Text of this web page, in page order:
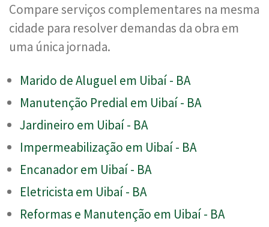
Compare serviços complementares na mesma
cidade para resolver demandas da obra em
uma única jornada.
Marido de Aluguel em Uibaí - BA
Manutenção Predial em Uibaí - BA
Jardineiro em Uibaí - BA
Impermeabilização em Uibaí - BA
Encanador em Uibaí - BA
Eletricista em Uibaí - BA
Reformas e Manutenção em Uibaí - BA